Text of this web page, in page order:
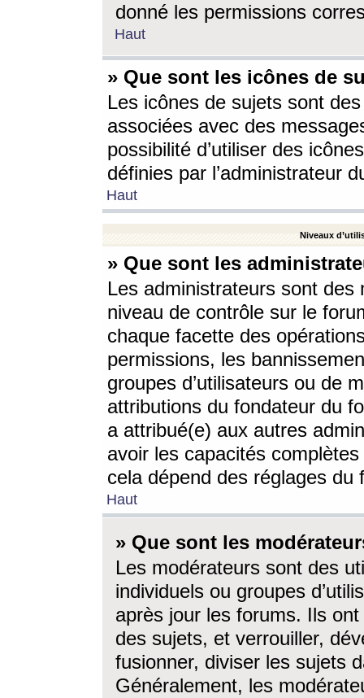
donné les permissions
Haut
» Que sont les icônes de
Les icônes de sujets sont
associées avec des
possibilité d’utiliser des
définies par l’administrateur
Haut
Niveaux
» Que sont les
Les administrateurs sont
niveau de contrôle sur le
chaque facette des
permissions, les
groupes d’utilisateurs ou de
attributions du fondateur du
a attribué(e) aux autres
avoir les capacités
cela dépend des réglages du
Haut
» Que sont les
Les modérateurs sont des
individuels ou groupes
après jour les forums. Ils ont
des sujets, et verrouiller,
fusionner, diviser les sujets
Généralement, les